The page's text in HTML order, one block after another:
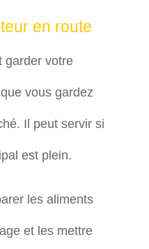
en route
garder votre
vous gardez
Il peut servir si
est plein.
les aliments
et les mettre